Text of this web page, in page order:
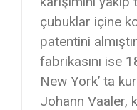
çubuklar içine
patentini
fabrikasını ise
New York’ ta
Johann Vaaler,